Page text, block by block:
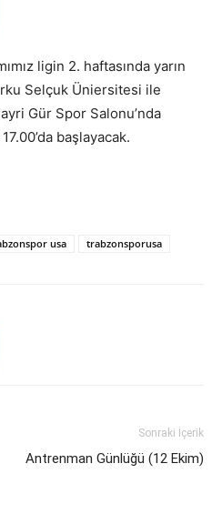
ligin 2. haftasında yarın
Selçuk Üniersitesi ile
Gür Spor Salonu’nda
başlayacak.
usa trabzonsporusa
Sonraki İçerik
Antrenman Günlüğü (12 Ekim)